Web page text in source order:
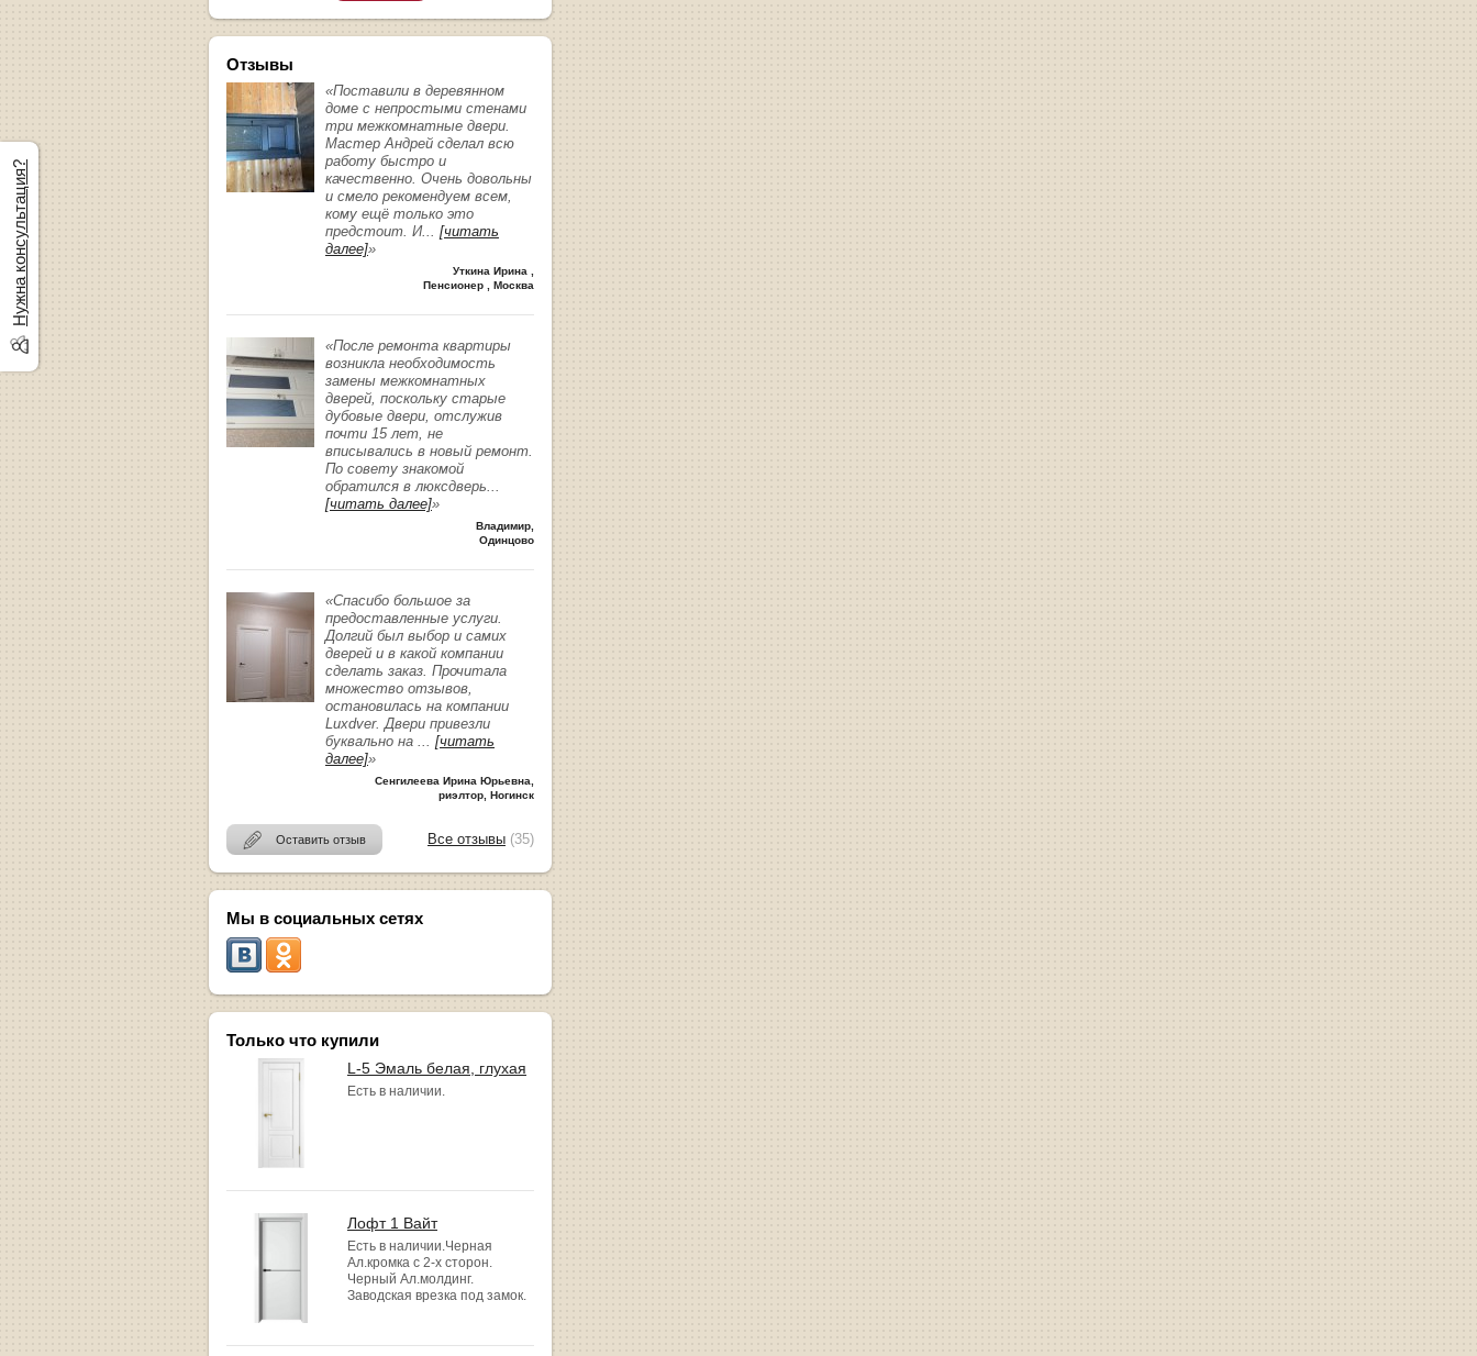
Отзывы
«Поставили в деревянном
доме с непростыми стенами
три межкомнатные двери.
Мастер Андрей сделал всю
работу быстро и
качественно. Очень довольны
и смело рекомендуем всем,
кому ещё только это
предстоит. И... [читать
далее]»
Уткина Ирина ,
Пенсионер , Москва
«После ремонта квартиры
возникла необходимость
замены межкомнатных
дверей, поскольку старые
дубовые двери, отслужив
почти 15 лет, не
вписывались в новый ремонт.
По совету знакомой
обратился в люксдверь...
[читать далее]»
Владимир,
Одинцово
«Спасибо большое за
предоставленные услуги.
Долгий был выбор и самих
дверей и в какой компании
сделать заказ. Прочитала
множество отзывов,
остановилась на компании
Luxdver. Двери привезли
буквально на ... [читать
далее]»
Сенгилеева Ирина Юрьевна,
риэлтор, Ногинск
Оставить отзыв Все отзывы (35)
Мы в социальных сетях
Только что купили
L-5 Эмаль белая, глухая
Есть в наличии.
Лофт 1 Вайт
Есть в наличии.Черная
Ал.кромка с 2-х сторон.
Черный Ал.молдинг.
Заводская врезка под замок.
Нужна консультация?